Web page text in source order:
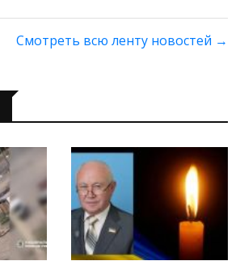
Смотреть всю ленту новостей →